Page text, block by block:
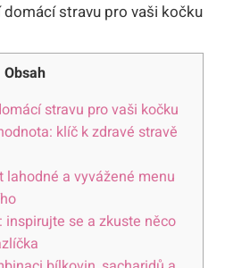
Obsah
stravu pro vaši kočku
klíč k zdravé stravě
a vyvážené menu
inspirujte se a zkuste něco